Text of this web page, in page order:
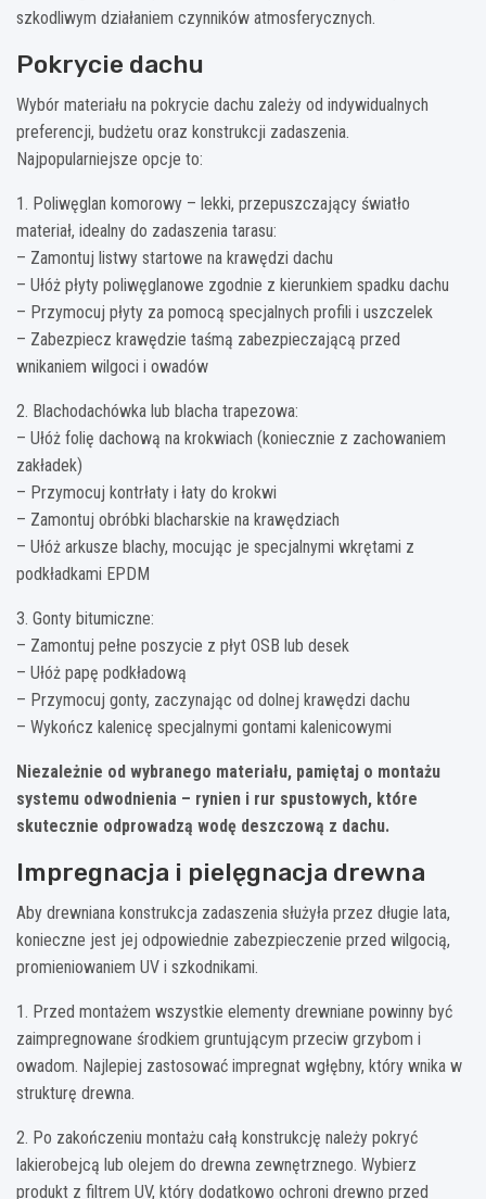
szkodliwym działaniem czynników atmosferycznych.
Pokrycie dachu
Wybór materiału na pokrycie dachu zależy od indywidualnych
preferencji, budżetu oraz konstrukcji zadaszenia.
Najpopularniejsze opcje to:
1. Poliwęglan komorowy – lekki, przepuszczający światło
materiał, idealny do zadaszenia tarasu:
– Zamontuj listwy startowe na krawędzi dachu
– Ułóż płyty poliwęglanowe zgodnie z kierunkiem spadku dachu
– Przymocuj płyty za pomocą specjalnych profili i uszczelek
– Zabezpiecz krawędzie taśmą zabezpieczającą przed
wnikaniem wilgoci i owadów
2. Blachodachówka lub blacha trapezowa:
– Ułóż folię dachową na krokwiach (koniecznie z zachowaniem
zakładek)
– Przymocuj kontrłaty i łaty do krokwi
– Zamontuj obróbki blacharskie na krawędziach
– Ułóż arkusze blachy, mocując je specjalnymi wkrętami z
podkładkami EPDM
3. Gonty bitumiczne:
– Zamontuj pełne poszycie z płyt OSB lub desek
– Ułóż papę podkładową
– Przymocuj gonty, zaczynając od dolnej krawędzi dachu
– Wykończ kalenicę specjalnymi gontami kalenicowymi
Niezależnie od wybranego materiału, pamiętaj o montażu
systemu odwodnienia – rynien i rur spustowych, które
skutecznie odprowadzą wodę deszczową z dachu.
Impregnacja i pielęgnacja drewna
Aby drewniana konstrukcja zadaszenia służyła przez długie lata,
konieczne jest jej odpowiednie zabezpieczenie przed wilgocią,
promieniowaniem UV i szkodnikami.
1. Przed montażem wszystkie elementy drewniane powinny być
zaimpregnowane środkiem gruntującym przeciw grzybom i
owadom. Najlepiej zastosować impregnat wgłębny, który wnika w
strukturę drewna.
2. Po zakończeniu montażu całą konstrukcję należy pokryć
lakierobejcą lub olejem do drewna zewnętrznego. Wybierz
produkt z filtrem UV, który dodatkowo ochroni drewno przed